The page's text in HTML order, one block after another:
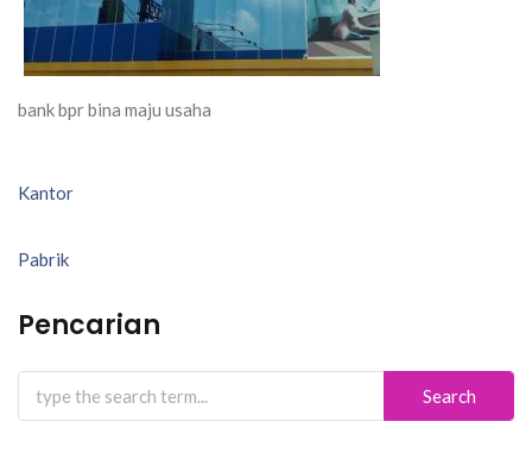
bank bpr bina maju usaha
Navigasi
Kantor
Pabrik
Pencarian
Search
for: